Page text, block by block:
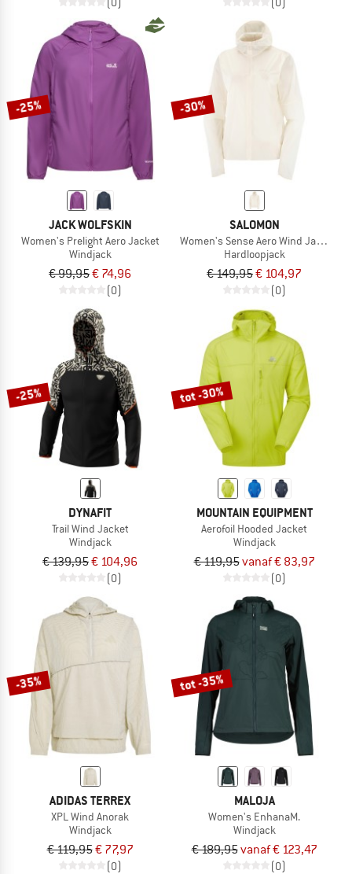
-25%
JACK WOLFSKIN
Women's Prelight Aero Jacket
Windjack
€ 99,95€ 74,96
(0)
-30%
SALOMON
Women's Sense Aero Wind Jacket
Hardloopjack
€ 149,95€ 104,97
(0)
-25%
DYNAFIT
Trail Wind Jacket
Windjack
€ 139,95€ 104,96
(0)
tot -30%
MOUNTAIN EQUIPMENT
Aerofoil Hooded Jacket
Windjack
€ 119,95vanaf € 83,97
(0)
-35%
ADIDAS TERREX
XPL Wind Anorak
Windjack
€ 119,95€ 77,97
(0)
tot -35%
MALOJA
Women's EnhanaM.
Windjack
€ 189,95vanaf € 123,47
(0)